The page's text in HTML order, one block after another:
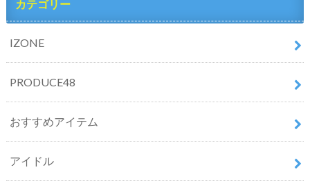
カテゴリー
IZONE
PRODUCE48
おすすめアイテム
アイドル